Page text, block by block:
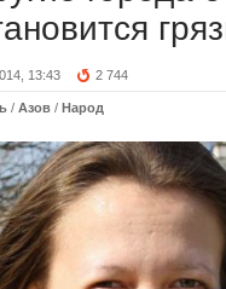
13:43 2 744
/ Азов / Народ